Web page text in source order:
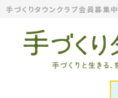
手づくりタウンクラブ会員募集中